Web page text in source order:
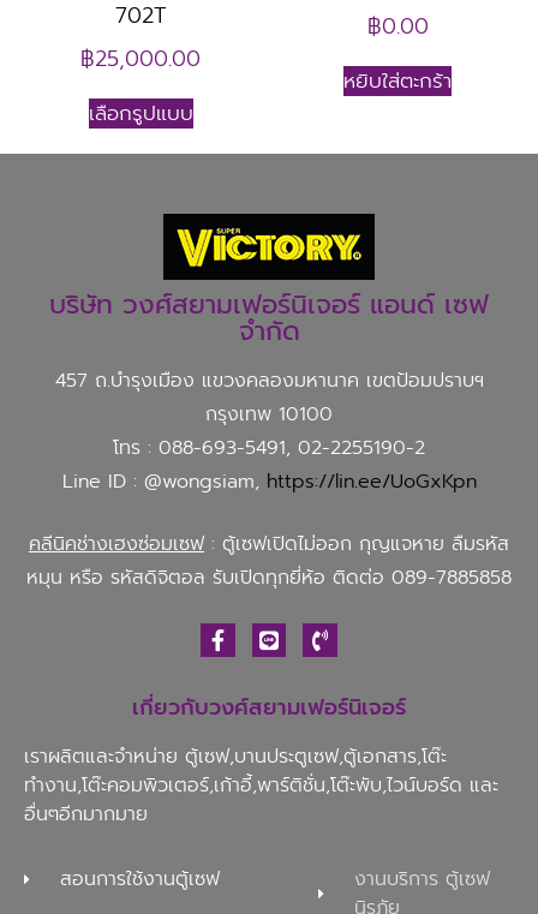
702T
฿25,000.00
เลือกรูปแบบ
฿0.00
หยิบใส่ตะกร้า
บริษัท วงศ์สยามเฟอร์นิเจอร์ แอนด์ เซฟ
จำกัด
457 ถ.บำรุงเมือง แขวงคลองมหานาค เขตป้อมปราบฯ
กรุงเทพ 10100
โทร : 088-693-5491, 02-2255190-2
Line ID : @wongsiam, https://lin.ee/UoGxKpn
คลีนิคช่างเฮงซ่อมเซฟ : ตู้เซฟเปิดไม่ออก กุญแจหาย ลืมรหัส
หมุน หรือ รหัสดิจิตอล รับเปิดทุกยี่ห้อ ติดต่อ 089-7885858
เกี่ยวกับวงศ์สยามเฟอร์นิเจอร์
เราผลิตและจำหน่าย ตู้เซฟ,บานประตูเซฟ,ตู้เอกสาร,โต๊ะ
ทำงาน,โต๊ะคอมพิวเตอร์,เก้าอี้,พาร์ติชั่น,โต๊ะพับ,ไวน์บอร์ด และ
อื่นๆอีกมากมาย
สอนการใช้งานตู้เซฟ
งานบริการ ตู้เซฟ
นิรภัย